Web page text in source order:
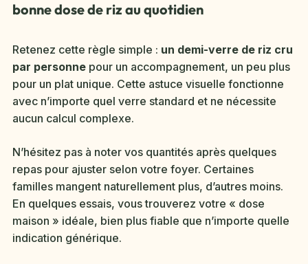
bonne dose de riz au quotidien
Retenez cette règle simple : un demi-verre de riz cru
par personne pour un accompagnement, un peu plus
pour un plat unique. Cette astuce visuelle fonctionne
avec n’importe quel verre standard et ne nécessite
aucun calcul complexe.
N’hésitez pas à noter vos quantités après quelques
repas pour ajuster selon votre foyer. Certaines
familles mangent naturellement plus, d’autres moins.
En quelques essais, vous trouverez votre « dose
maison » idéale, bien plus fiable que n’importe quelle
indication générique.